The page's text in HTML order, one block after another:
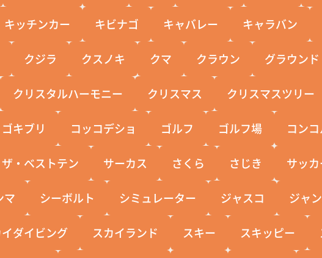
キッチンカー キビナゴ キャバレー キャラバン
クジラ クスノキ クマ クラウン グラウンド
クリスタルハーモニー クリスマス クリスマスツリー
ゴキブリ コッコデショ ゴルフ ゴルフ場 コン
ザ・ベストテン サーカス さくら さじき サッ
マ シーボルト シミュレーター ジャスコ ジャ
ダイビング スカイランド スキー スキッピー